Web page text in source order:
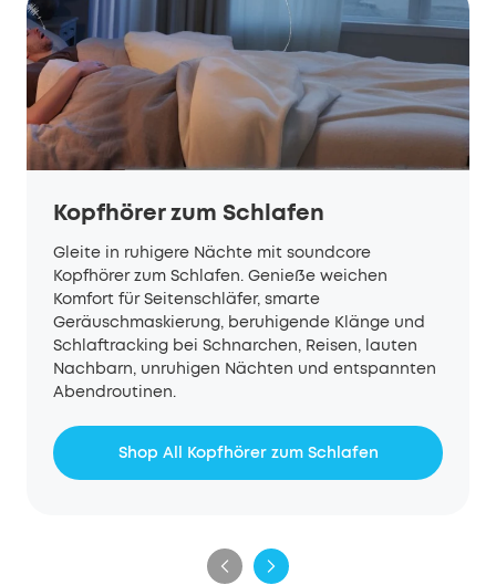
Kopfhörer zum Schlafen
Gleite in ruhigere Nächte mit soundcore
Kopfhörer zum Schlafen. Genieße weichen
Komfort für Seitenschläfer, smarte
Geräuschmaskierung, beruhigende Klänge und
Schlaftracking bei Schnarchen, Reisen, lauten
Nachbarn, unruhigen Nächten und entspannten
Abendroutinen.
Shop All Kopfhörer zum Schlafen